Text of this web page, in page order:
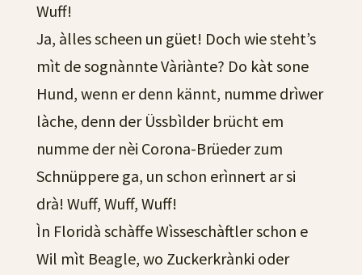
Wuff!
Ja, àlles scheen un güet! Doch wie steht’s
mìt de sognànnte Vàriànte? Do kàt sone
Hund, wenn er denn kännt, numme drìwer
làche, denn der Üssbìlder brücht em
numme der nèi Corona-Brüeder zum
Schnüppere ga, un schon erìnnert ar si
drà! Wuff, Wuff, Wuff!
Ìn Floridà schàffe Wìsseschàftler schon e
Wil mìt Beagle, wo Zuckerkrànki oder